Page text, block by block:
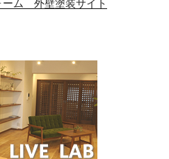
ーム 外壁塗装サイト